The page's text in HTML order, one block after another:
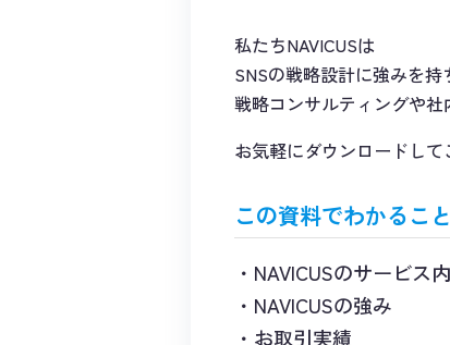
私たちNAVICUSは
SNSの戦略設計に強みを
戦略コンサルティングや
お気軽にダウンロードして
この資料でわかること
NAVICUSのサービス
NAVICUSの強み
お取引実績